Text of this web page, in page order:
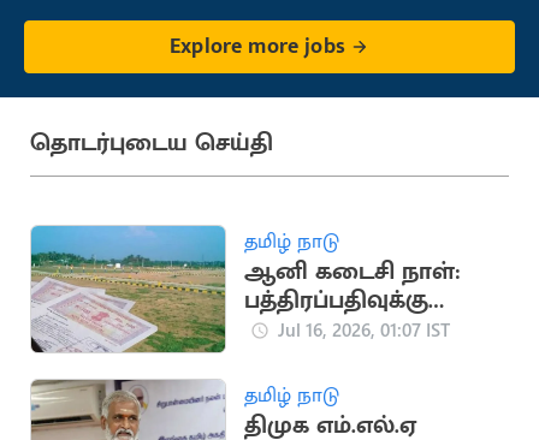
Explore more jobs
தொடர்புடைய செய்தி
தமிழ் நாடு
ஆனி கடைசி நாள்:
பத்திரப்பதிவுக்கு
கூடுதல் டோக்கன்கள்
Jul 16, 2026, 01:07 IST
தமிழ் நாடு
திமுக எம்.எல்.ஏ